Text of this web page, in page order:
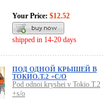
Your Price: $12.52
shipped in 14-20 days
ПОД ОДНОЙ КРЫШЕЙ В
ТОКИО.Т.2 +С/О
Pod odnoi kryshei v Tokio.T.2
+s/o